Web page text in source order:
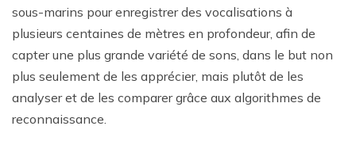
sous-marins pour enregistrer des vocalisations à
plusieurs centaines de mètres en profondeur, afin de
capter une plus grande variété de sons, dans le but non
plus seulement de les apprécier, mais plutôt de les
analyser et de les comparer grâce aux algorithmes de
reconnaissance.